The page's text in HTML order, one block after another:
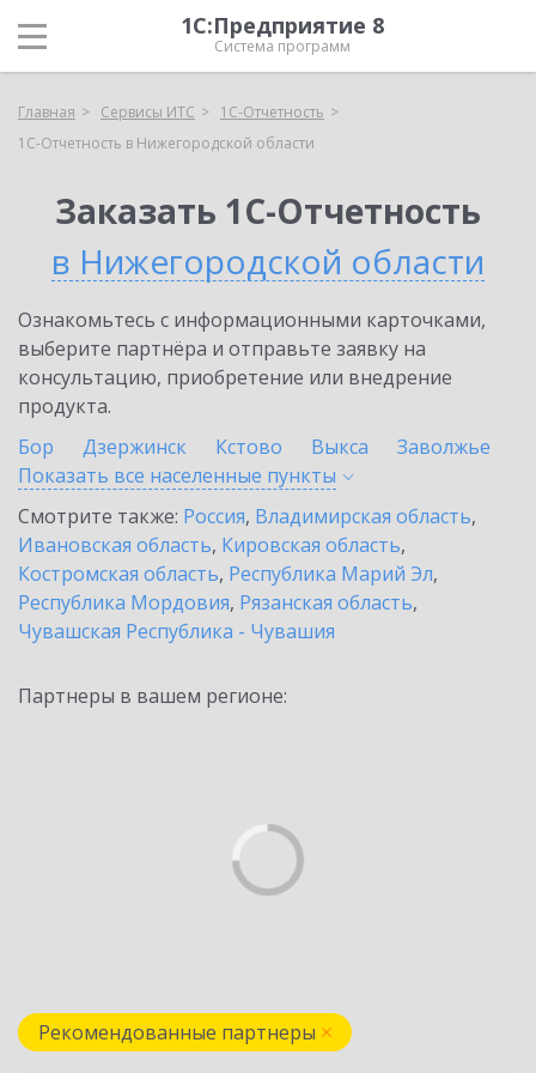
1С:Предприятие 8
Система программ
Главная Сервисы ИТС
1С-Отчетность
1С-Отчетность в Нижегородской области
Заказать 1С-Отчетность
в Нижегородской области
Ознакомьтесь с информационными карточками,
выберите партнёра и отправьте заявку на
консультацию, приобретение или внедрение
продукта.
Бор
Дзержинск Кстово Выкса
Заволжье
Показать все населенные пункты
Смотрите также: Россия, Владимирская область,
Ивановская область, Кировская область,
Костромская область, Республика Марий Эл,
Республика Мордовия, Рязанская область,
Чувашская Республика - Чувашия
Партнеры в вашем регионе:
Рекомендованные партнеры